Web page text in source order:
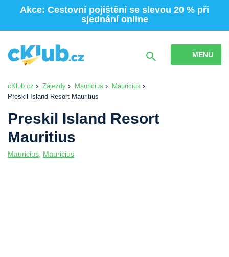
Akce: Cestovní pojištění se slevou 20 % při
sjednání online
MENU
cKlub.cz Zájezdy Mauricius
Mauricius
Preskil Island Resort Mauritius
Preskil Island Resort
Mauritius
Mauricius Mauricius